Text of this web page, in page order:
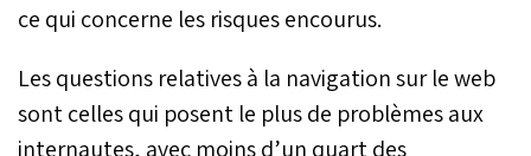
ce qui concerne les risques encourus.
Les questions relatives à la navigation sur le web
sont celles qui posent le plus de problèmes aux
internautes, avec moins d’un quart des